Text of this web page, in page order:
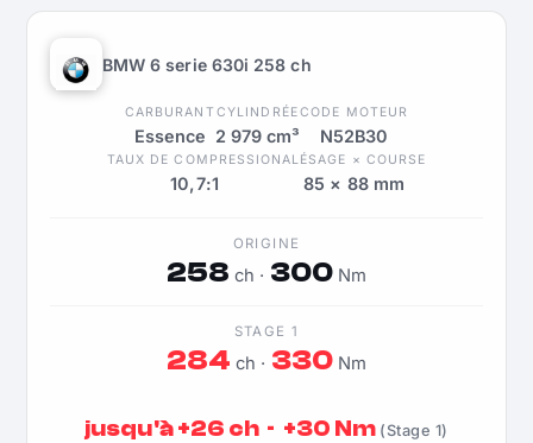
BMW 6 serie 630i 258 ch
CARBURANT
Essence
CYLINDRÉE
2 979 cm³
CODE MOTEUR
N52B30
TAUX DE COMPRESSION
10,7:1
ALÉSAGE × COURSE
85 × 88 mm
ORIGINE
258 ch · 300Nm
STAGE 1
284 ch · 330Nm
jusqu'à +26 ch · +30 Nm (Stage 1)